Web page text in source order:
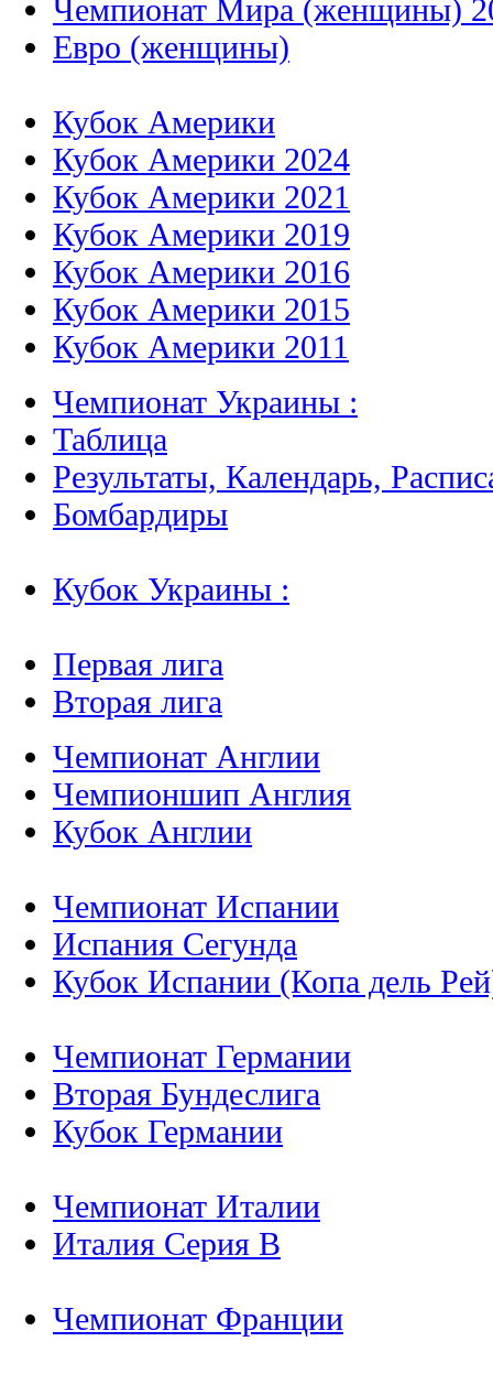
Чемпионат Мира (женщины)
Евро (женщины)
Кубок Америки
Кубок Америки 2024
Кубок Америки 2021
Кубок Америки 2019
Кубок Америки 2016
Кубок Америки 2015
Кубок Америки 2011
Чемпионат Украины :
Таблица
Результаты, Календарь,
Бомбардиры
Кубок Украины :
Первая лига
Вторая лига
Чемпионат Англии
Чемпионшип Англия
Кубок Англии
Чемпионат Испании
Испания Сегунда
Кубок Испании (Копа дель
Чемпионат Германии
Вторая Бундеслига
Кубок Германии
Чемпионат Италии
Италия Серия B
Чемпионат Франции